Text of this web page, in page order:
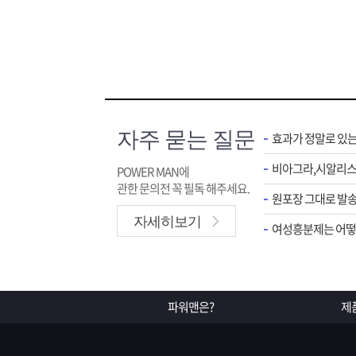
자주 묻는 질문
POWER MAN에
관한 문의전 꼭 필독 해주세요.
자세히보기
효과가 정말로 있
원포장 그대로 발
여성흥분제는 어
파워맨은? 제